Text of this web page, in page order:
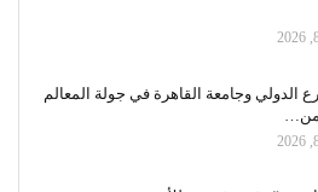
الدولي وجامعة القاهرة في جولة المعالم